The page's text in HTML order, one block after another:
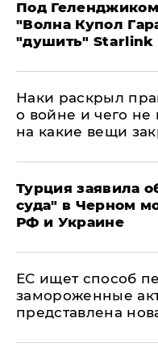
Под
"Волна Купол
"душить" Starlink
Наки раскрыл
о войне и чего не
на какие вещи
Турция заявила
суда" в Черном
РФ и Украине
ЕС ищет способ
замороженные
представлена